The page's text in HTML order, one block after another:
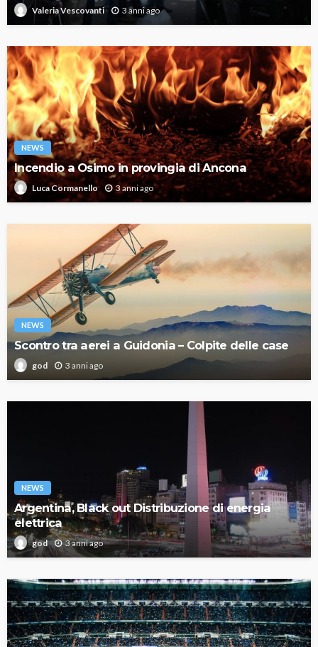
Valeria Vescovanti 3 anni ago
NEWS
Incendio a Osimo in provingia di Ancona
Luca Cormanello 3 anni ago
NEWS
Scontro tra aerei a Guidonia – Colpite delle case
god 3 anni ago
NEWS
Argentina, Black out Distribuzione di energia
elettrica
god 3 anni ago